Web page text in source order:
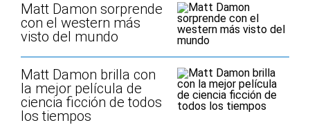
Matt Damon sorprende
con el western más
visto del mundo
Matt Damon brilla con
la mejor película de
ciencia ficción de todos
los tiempos